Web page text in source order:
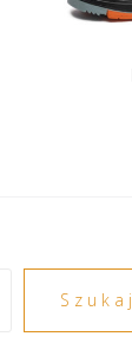
Szukaj